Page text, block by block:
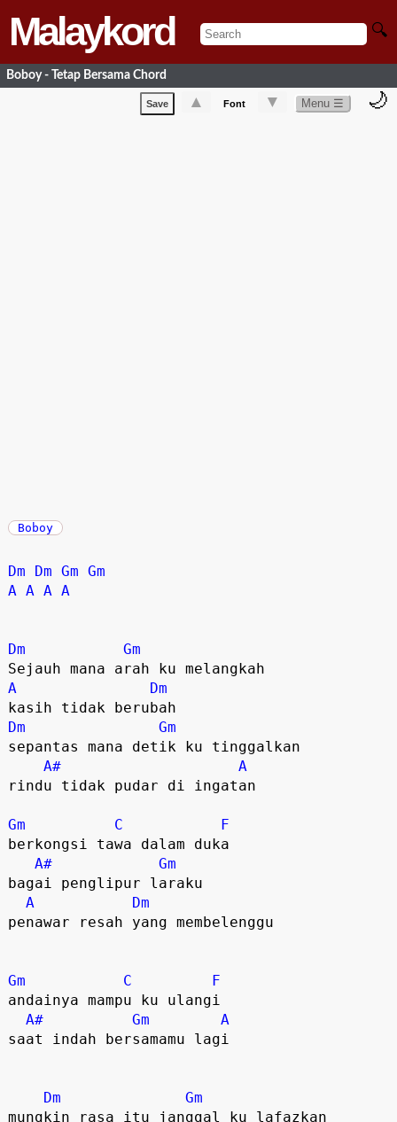
Malaykord 🔍
Boboy - Tetap Bersama Chord
Save ▲ Font ▼ Menu ☰ 🌙
Boboy
Dm Dm Gm Gm
A A A A
Dm
Gm
A
Dm
Dm
Gm
sepantas mana detik ku tinggalkan
A#
A
rindu tidak pudar di ingatan
Gm C
F
berkongsi tawa dalam duka
A#
Gm
bagai penglipur laraku
A
Dm
penawar resah yang membelenggu
Gm C
F
andainya mampu ku ulangi
A#
Gm
A
saat indah bersamamu lagi
Dm
Gm
mungkin rasa itu janggal ku lafazkan